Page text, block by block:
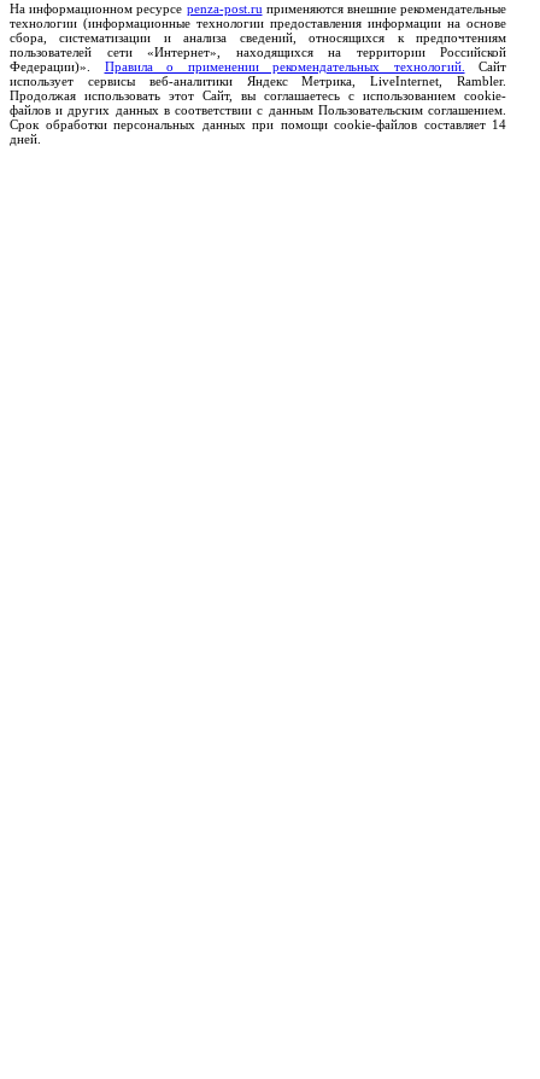
На информационном ресурсе penza-post.ru применяются внешние рекомендательные
технологии (информационные технологии предоставления информации на основе
сбора, систематизации и анализа сведений, относящихся к предпочтениям
пользователей сети «Интернет», находящихся на территории Российской
Федерации)». Правила о применении рекомендательных технологий.
Сайт
использует сервисы веб-аналитики Яндекс Метрика, LiveInternet, Rambler.
Продолжая использовать этот Сайт, вы соглашаетесь с использованием cookie-
файлов и других данных в соответствии с данным Пользовательским соглашением.
Срок обработки персональных данных при помощи cookie-файлов составляет 14
дней.